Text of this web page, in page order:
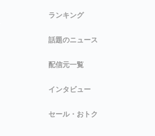
ランキング
話題のニュース
配信元一覧
インタビュー
セール・おトク